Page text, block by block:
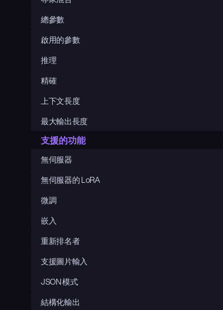
總參數
啟用的參數
推理
精確
上下文長度
最大輸出長度
支援的功能
無伺服器
無伺服器的 LoRA
微調
嵌入
重新排名者
支援圖片輸入
JSON 模式
結構化輸出